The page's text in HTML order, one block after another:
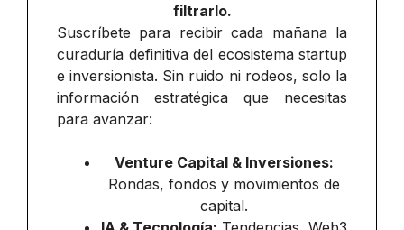
filtrarlo.
Suscríbete para recibir cada mañana la
curaduría definitiva del ecosistema startup
e inversionista. Sin ruido ni rodeos, solo la
información estratégica que necesitas
para avanzar:
Venture Capital & Inversiones:
Rondas, fondos y movimientos de
capital.